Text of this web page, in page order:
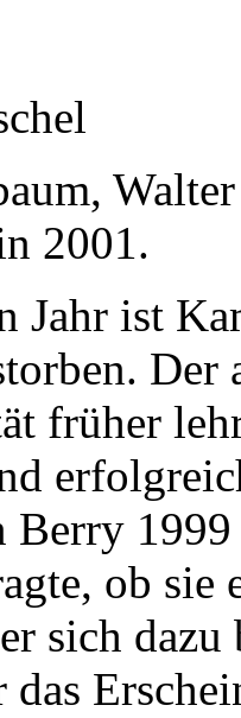
2001.
Jahr ist
Der
früher
1999
ob
sich
das